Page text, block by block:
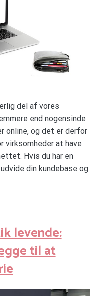
del af vores
end nogensinde
online, og det er derfor
virksomheder at have
Hvis du har en
din kundebase og
levende:
til at